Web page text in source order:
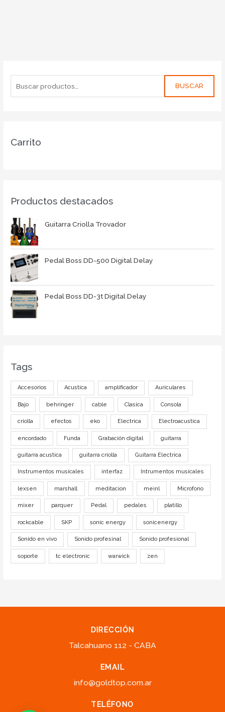
BUSCAR
Carrito
Productos destacados
Guitarra Criolla Trovador
Pedal Boss DD-500 Digital Delay
Pedal Boss DD-3t Digital Delay
Tags
Accesorios Acustica amplificador Auriculares
Bajo behringer cable Clasica Consola
criolla efectos eko Electrica Electroacustica
encordado Funda Grabación digital guitarra
guitarra acustica guitarra criolla Guitarra Electrica
Instrumentos musicales interfaz Intrumentos musicales
lexsen marshall meditacion meinl Microfono
mixer parquer Pedal pedales platillo
rockcable SKP sonic energy sonicenergy
Sonido en vivo Sonido profesinal Sonido profesional
soporte tc electronic warwick zen
DIRECCIÓN
Talcahuano 112 - CABA
EMAIL
info@goldtop.com.ar
TELÉFONO